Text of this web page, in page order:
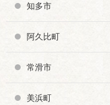
知多市
阿久比町
常滑市
美浜町